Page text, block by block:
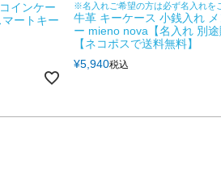
インケー
ートキー
※名入れご希望の方は必ず名入れを
牛革 キーケース 小銭入れ
ー mieno nova【名入れ 別途
【ネコポスで送料無料】
¥5,940税込